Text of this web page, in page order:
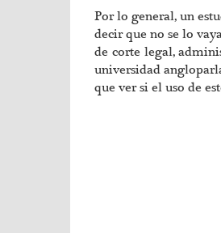
Por lo general, un
decir que no se lo
de corte legal,
universidad
que ver si el uso de